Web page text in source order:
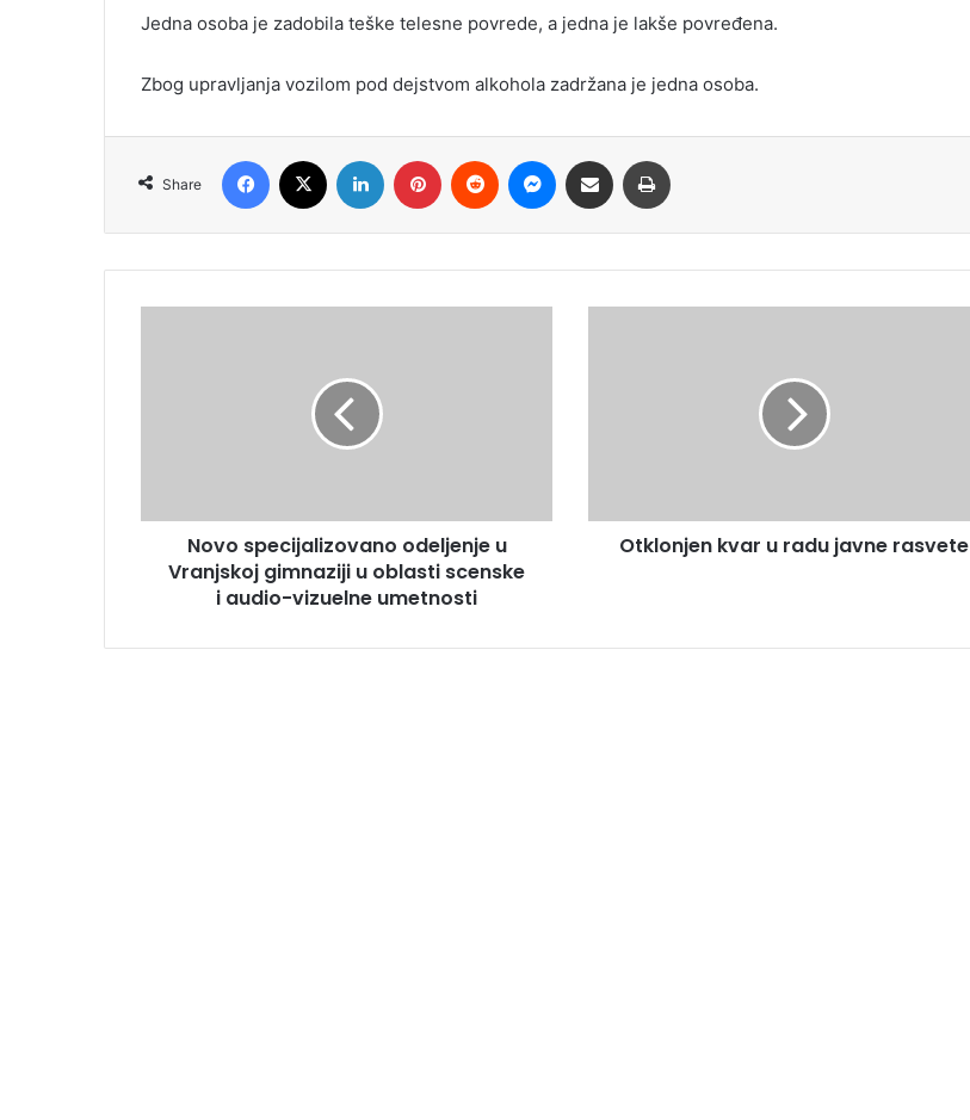
Jedna osoba je zadobila teške telesne povrede, a jedna je lakše povređena.
Zbog upravljanja vozilom pod dejstvom alkohola zadržana je jedna osoba.
Share
Facebook LinkedIn Pinterest Reddit Messenger
Share via Email
Novo specijalizovano odeljenje u
Vranjskoj gimnaziji u oblasti scenske
i audio-vizuelne umetnosti
Otklonjen kvar u radu javne rasvete